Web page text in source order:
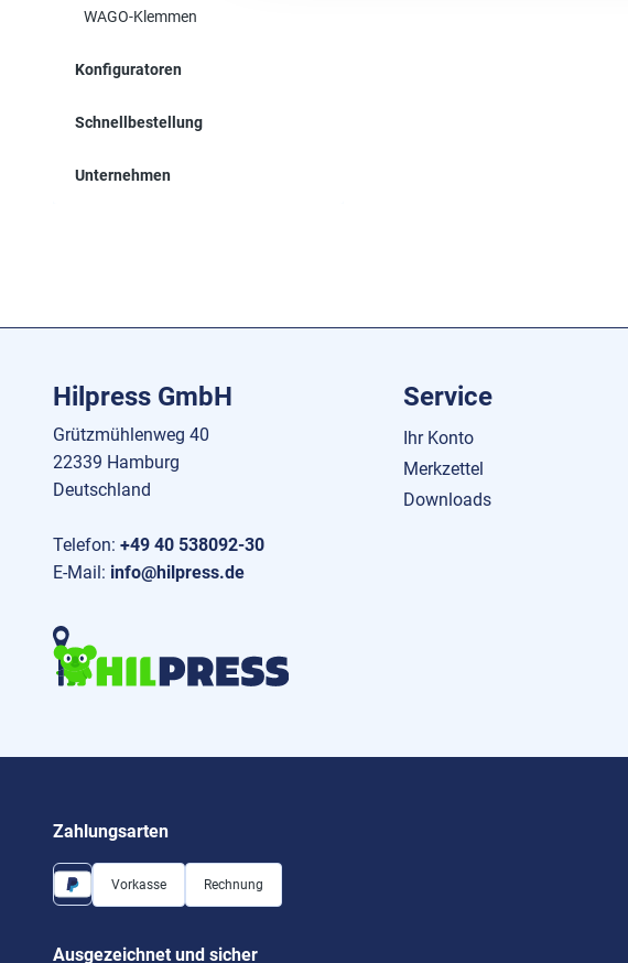
WAGO-Klemmen
Konfiguratoren
Schnellbestellung
Unternehmen
Hilpress GmbH
Grützmühlenweg 40
22339 Hamburg
Deutschland
Telefon: +49 40 538092-30
E-Mail: info@hilpress.de
Service
Ihr Konto
Merkzettel
Downloads
Zahlungsarten
Vorkasse Rechnung
Ausgezeichnet und sicher